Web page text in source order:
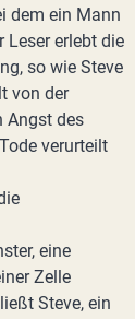
dem ein Mann
Leser erlebt die
so wie Steve
von der
Angst des
verurteilt
eine
Zelle
Steve, ein